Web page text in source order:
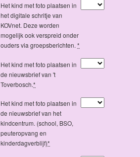
Het kind met foto plaatsen in
het digitale schritje van
KOVnet. Deze worden
mogelijk ook verspreid onder
ouders via groepsberichten.*
Het kind met foto plaatsen in
de nieuwsbrief van 't
Toverbosch.*
Het kind met foto plaatsen in
de nieuwsbrief van het
kindcentrum. (school, BSO,
peuteropvang en
kinderdagverblijf)*